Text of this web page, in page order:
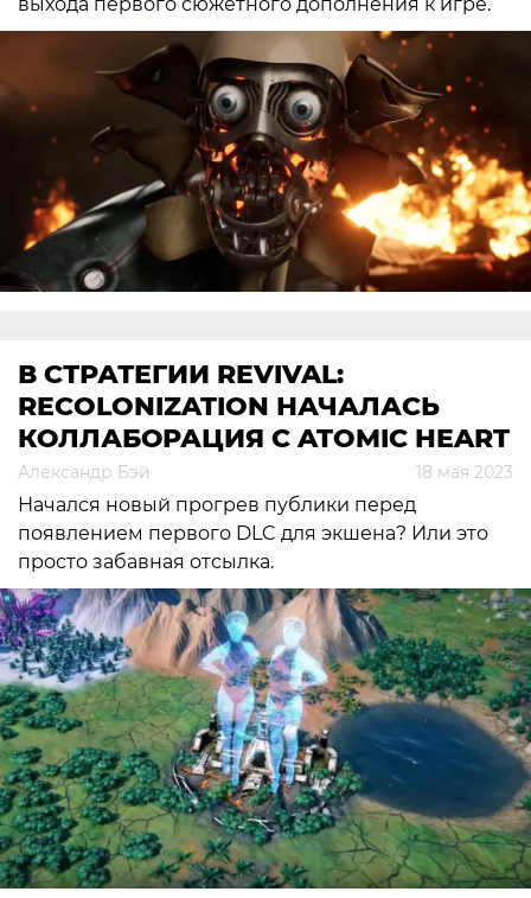
В СТРАТЕГИИ REVIVAL:
RECOLONIZATION НАЧАЛАСЬ
КОЛЛАБОРАЦИЯ С ATOMIC HEART
Александр Бэй 18 мая 2023
Начался новый прогрев публики перед
появлением первого DLC для экшена? Или это
просто забавная отсылка.